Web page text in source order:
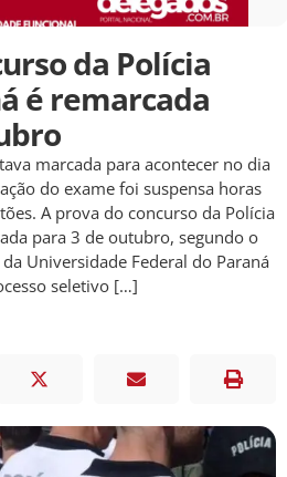
da Polícia
é remarcada
marcada para acontecer no dia
do exame foi suspensa horas
A prova do concurso da Polícia
para 3 de outubro, segundo o
Universidade Federal do Paraná
seletivo […]